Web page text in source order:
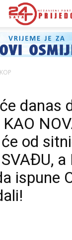
danas
od
a
ispune